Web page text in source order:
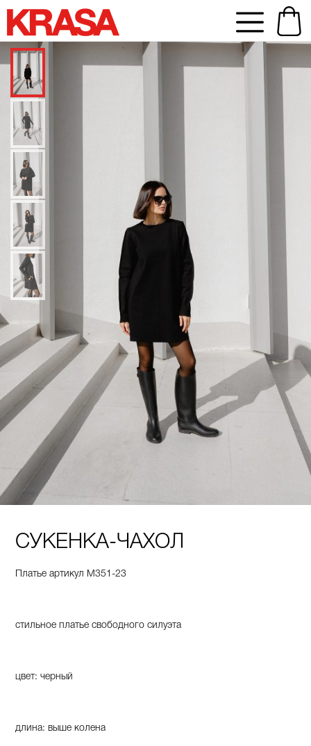
СУКЕНКА-ЧАХОЛ
Платье артикул М351-23
стильное платье свободного силуэта
цвет: черный
длина: выше колена